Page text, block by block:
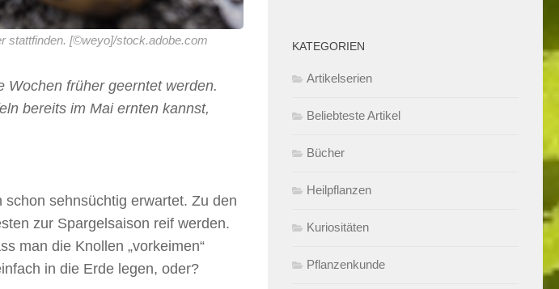
stattfinden. [©weyo]/stock.adobe.com
Wochen früher geerntet werden.
bereits im Mai ernten kannst,
sehnsüchtig erwartet. Zu den
zur Spargelsaison reif werden.
man die Knollen „vorkeimen“
in die Erde legen, oder?
KATEGORIEN
Artikelserien
Beliebteste Artikel
Bücher
Heilpflanzen
Kuriositäten
Pflanzenkunde